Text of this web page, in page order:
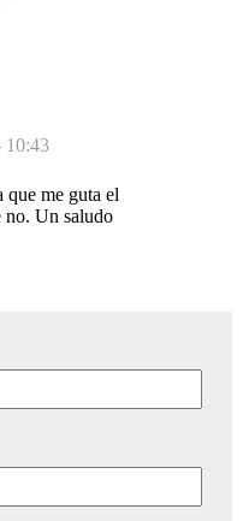
10:43
me guta el
no. Un saludo